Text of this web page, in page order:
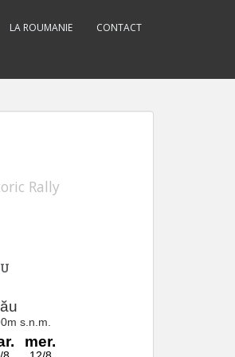
LA ROUMANIE CONTACT
Rally